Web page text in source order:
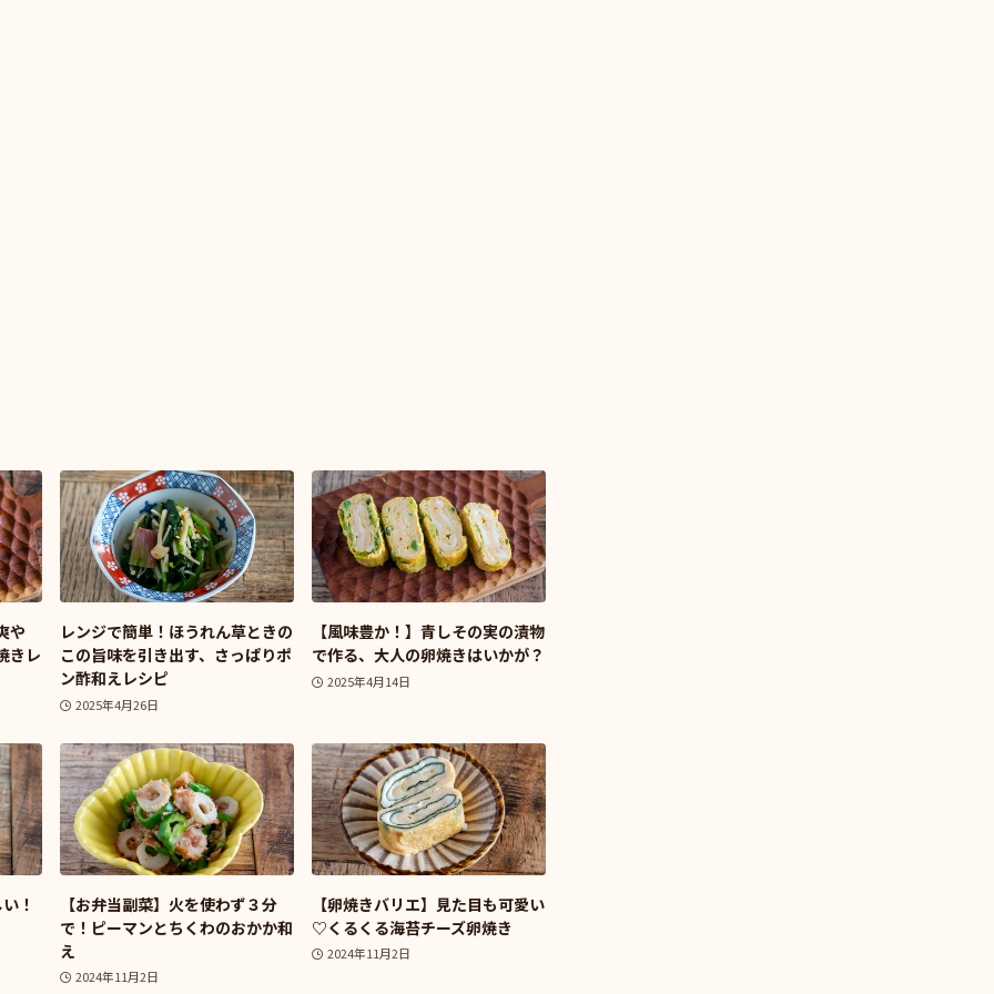
や
きレ
レンジで簡単！ほうれん草ときの
この旨味を引き出す、さっぱりポ
ン酢和えレシピ
2025年4月26日
【風味豊か！】青しその実の漬物
で作る、大人の卵焼きはいかが？
2025年4月14日
！
【お弁当副菜】火を使わず３分
で！ピーマンとちくわのおかか和
え
2024年11月2日
【卵焼きバリエ】見た目も可愛い
♡くるくる海苔チーズ卵焼き
2024年11月2日